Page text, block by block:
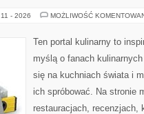
- 2026 MOŻLIWOŚĆ
Ten portal kulinarny to
myślą o fanach
się na kuchniach świata i
ich spróbować. Na stronie
restauracjach, recenzjach,